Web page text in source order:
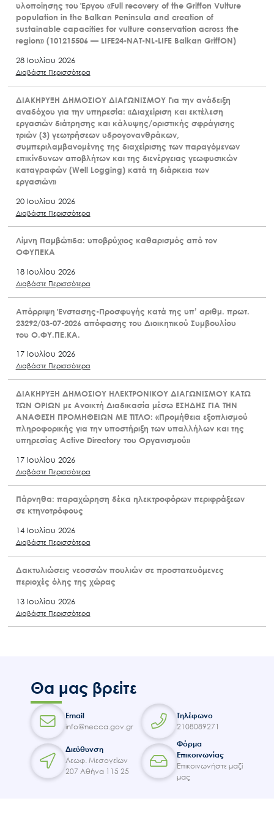
υλοποίησης του Έργου «Full recovery of the Griffon Vulture
population in the Balkan Peninsula and creation of
sustainable capacities for vulture conservation across the
region» (101215506 — LIFE24-NAT-NL-LIFE Balkan GriffON)
28 Ιουλίου 2026
Διαβάστε Περισσότερα
ΔΙΑΚΗΡΥΞΗ ΔΗΜΟΣΙΟΥ ΔΙΑΓΩΝΙΣΜΟΥ Για την ανάδειξη
αναδόχου για την υπηρεσία: «Διαχείριση και εκτέλεση
εργασιών διάτρησης και κάλυψης/οριστικής σφράγισης
τριών (3) γεωτρήσεων υδρογονανθράκων,
συμπεριλαμβανομένης της διαχείρισης των παραγόμενων
επικίνδυνων αποβλήτων και της διενέργειας γεωφυσικών
καταγραφών (Well Logging) κατά τη διάρκεια των
εργασιών»
20 Ιουλίου 2026
Διαβάστε Περισσότερα
Λίμνη Παμβώτιδα: υποβρύχιος καθαρισμός από τον
ΟΦΥΠΕΚΑ
18 Ιουλίου 2026
Διαβάστε Περισσότερα
Απόρριψη Ένστασης-Προσφυγής κατά της υπ’ αριθμ. πρωτ.
23292/03-07-2026 απόφασης του Διοικητικού Συμβουλίου
του Ο.ΦΥ.ΠΕ.ΚΑ.
17 Ιουλίου 2026
Διαβάστε Περισσότερα
ΔΙΑΚΗΡΥΞΗ ΔΗΜΟΣΙΟΥ ΗΛΕΚΤΡΟΝΙΚΟΥ ΔΙΑΓΩΝΙΣΜΟΥ ΚΑΤΩ
ΤΩΝ ΟΡΙΩΝ με Ανοικτή Διαδικασία μέσω ΕΣΗΔΗΣ ΓΙΑ ΤΗΝ
ΑΝΑΘΕΣΗ ΠΡΟΜΗΘΕΙΩΝ ΜΕ ΤΙΤΛΟ: «Προμήθεια εξοπλισμού
πληροφορικής για την υποστήριξη των υπαλλήλων και της
υπηρεσίας Active Directory του Οργανισμού»
17 Ιουλίου 2026
Διαβάστε Περισσότερα
Πάρνηθα: παραχώρηση δέκα ηλεκτροφόρων περιφράξεων
σε κτηνοτρόφους
14 Ιουλίου 2026
Διαβάστε Περισσότερα
Δακτυλιώσεις νεοσσών πουλιών σε προστατευόμενες
περιοχές όλης της χώρας
13 Ιουλίου 2026
Διαβάστε Περισσότερα
Θα μας βρείτε
Email
info@necca.gov.gr
Τηλέφωνο
2108089271
Διεύθυνση
Λεωφ. Μεσογείων
207 Αθήνα 115 25
Φόρμα
Επικοινωνίας
Επικοινωνήστε μαζί
μας